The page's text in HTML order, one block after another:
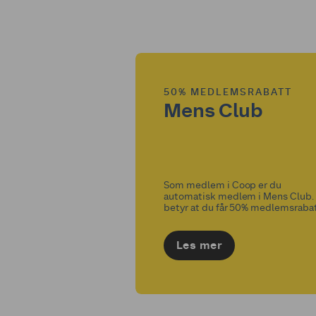
50% MEDLEMSRABATT
Mens Club
Som medlem i Coop er du
automatisk medlem i Mens Club.
betyr at du får 50%
inkontinensprodukter når du
hos Coop Prix. Mens Club er en
for alle!
Les mer